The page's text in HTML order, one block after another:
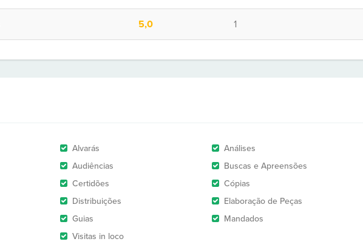
5,0 1
Alvarás
Análises
Audiências
Buscas e Apreensões
Certidões
Cópias
Distribuições
Elaboração de Peças
Guias
Mandados
Visitas in loco